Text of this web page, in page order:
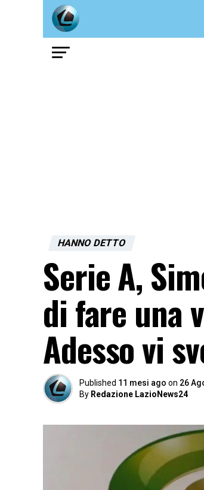
HANNO DETTO
Serie A,
di fare una
Adesso vi
Published 11 mesi ago on 26
By Redazione LazioNews24